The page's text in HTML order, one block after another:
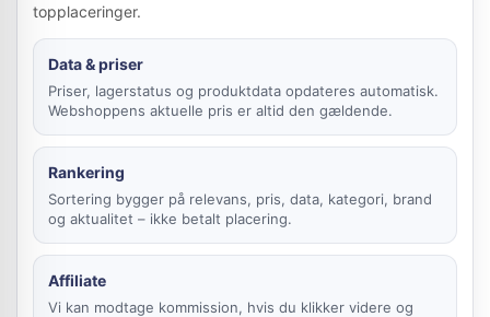
topplaceringer.
Data & priser
Priser, lagerstatus og produktdata opdateres automatisk.
Webshoppens aktuelle pris er altid den gældende.
Rankering
Sortering bygger på relevans, pris, data, kategori, brand
og aktualitet – ikke betalt placering.
Affiliate
Vi kan modtage kommission, hvis du klikker videre og